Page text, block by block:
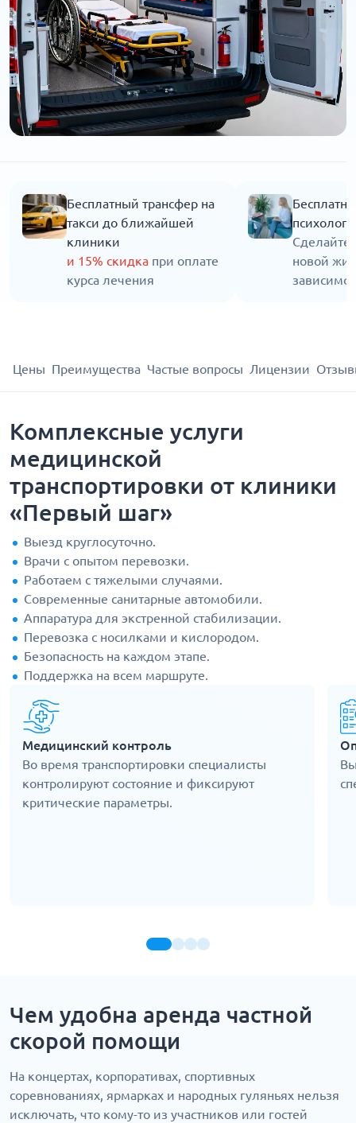
Бесплатный трансфер на
такси до ближайшей
клиники
и 15% скидка при оплате
курса лечения
психолога
Сделайте
новой
Цены Преимущества Частые вопросы Лицензии
Комплексные услуги
медицинской
транспортировки от клиники
«Первый шаг»
Выезд круглосуточно.
Врачи с опытом перевозки.
Работаем с тяжелыми случаями.
Современные санитарные автомобили.
Аппаратура для экстренной стабилизации.
Перевозка с носилками и кислородом.
Безопасность на каждом этапе.
Поддержка на всем маршруте.
Медицинский контроль
Во время транспортировки специалисты
контролируют состояние и фиксируют
критические параметры.
Чем удобна аренда частной
скорой помощи
На концертах, корпоративах, спортивных
соревнованиях, ярмарках и народных гуляньях нельзя
исключать, что кому-то из участников или гостей